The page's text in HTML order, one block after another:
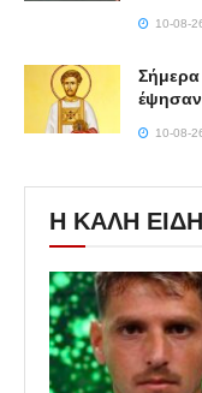
10-08-
Σήμερα
10-08-
Η ΚΑΛΗ